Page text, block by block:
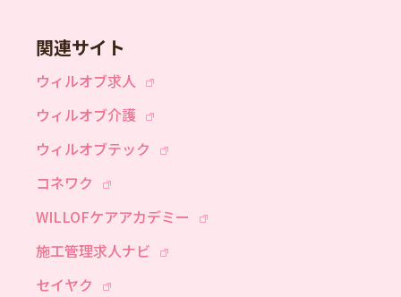
関連サイト
ウィルオブ求人
ウィルオブ介護
ウィルオブテック
コネワク
WILLOFケアアカデミー
施工管理求人ナビ
セイヤク